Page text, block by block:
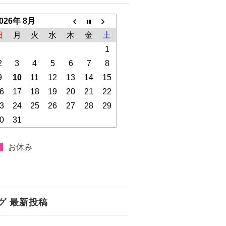
年 8月
月 火 水 木 金
土
1
3 4 5 6 7
8
10 11 12 13 14
15
17 18 19 20 21
22
24 25 26 27 28
29
31
お休み
最新投稿